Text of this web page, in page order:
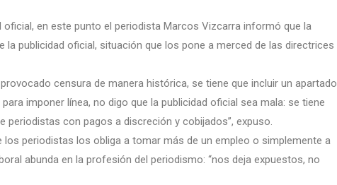
en este punto el periodista Marcos Vizcarra informó que la
publicidad oficial, situación que los pone a merced de las directrices
censura de manera histórica, se tiene que incluir un apartado
imponer línea, no digo que la publicidad oficial sea mala: se tiene
periodistas con pagos a discreción y cobijados”, expuso.
periodistas los obliga a tomar más de un empleo o simplemente a
abunda en la profesión del periodismo: “nos deja expuestos, no